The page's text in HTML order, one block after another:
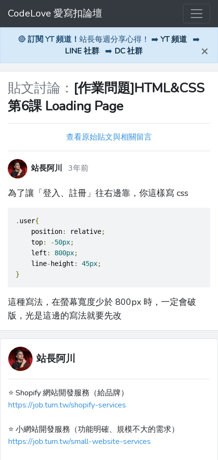
CodeLove 愛寫扣論壇
🔴 訂閱 YT 頻道！ 站長每週分享心得！ ➡️ YT 頻道 ➡️
LINE 社群 ➡️ DC 社群 ×
貼文討論： [作業問題]HTML&CSS
第6課 Loading Page
查看原始貼文與相關留言
站長阿川 3年前
為了讓「登入、註冊」往右邊靠，你這樣寫 css
. user{
    position
: relative;
    top
: -50px;
    left
: 800px;
    line
- height : 45px;
}
這種寫法，在螢幕寬度少於 800px 時，一定會破
版，光是這邊的寫法就要先改
站長阿川
⭐️ Shopify 網站開發服務（給品牌）
https://job.turn.tw/shopify-services
⭐️ 小網站開發服務（功能明確、規模不大的需求）
https://job.turn.tw/small-website-services